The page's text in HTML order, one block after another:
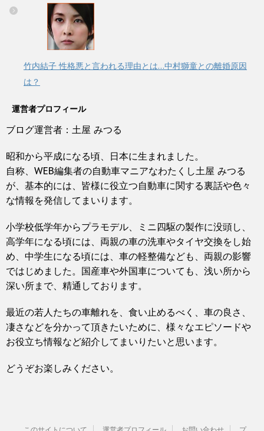
竹内結子 性格悪と言われる理由とは…中村獅童との離婚原因
は？
運営者プロフィール
ブログ運営者：土屋 みつる
昭和から平成になる頃、日本に生まれました。
自称、WEB編集者の自動車マニアなわたくし土屋 みつる
が、基本的には、皆様に役立つ自動車に関する裏話や色々
な情報を発信してまいります。
小学校低学年からプラモデル、ミニ四駆の製作に没頭し、
高学年になる頃には、両親の車の洗車やタイヤ交換をし始
め、中学生になる頃には、車の軽整備なども、両親の影響
ではじめました。国産車や外国車についても、浅い所から
深い所まで、精通しております。
最近の若人たちの車離れを、食い止めるべく、車の良さ、
凄さなどを分かって頂きたいために、様々なエピソードや
お役立ち情報など紹介してまいりたいと思います。
どうぞお楽しみください。